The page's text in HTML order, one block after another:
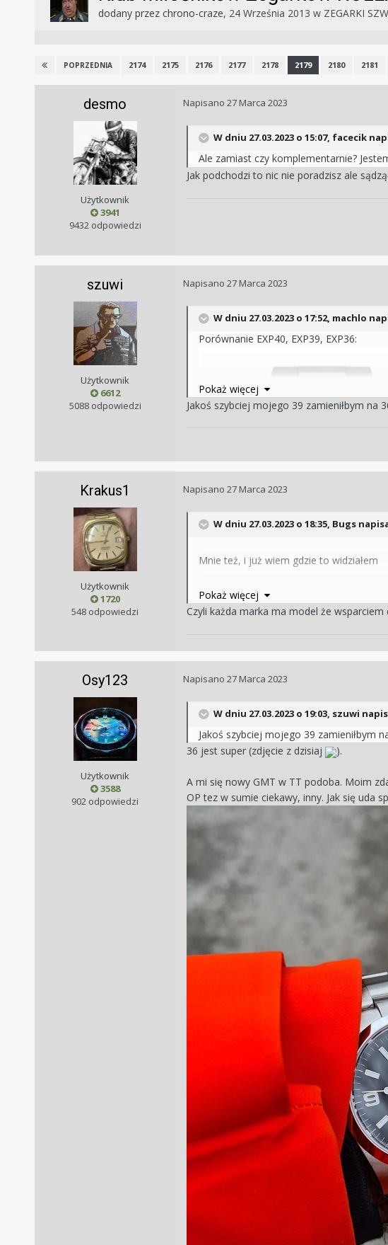
dodany przez chrono-craze, 24 Września 2013 w ZEGARKI
POPRZEDNIA 2174 2175 2176 2177 2178 2179 2180 2181
desmo
Użytkownik
3941
9432 odpowiedzi
Napisano 27 Marca 2023
W dniu 27.03.2023 o 15:07, facecik
Ale zamiast czy komplementarnie?
Jak podchodzi to nic nie poradzisz ale
szuwi
Użytkownik
6612
5088 odpowiedzi
Napisano 27 Marca 2023
W dniu 27.03.2023 o 17:52, machlo
Porównanie EXP40, EXP39, EXP36:
Pokaż więcej
Jakoś szybciej mojego 39 zamieniłbym na
Krakus1
Użytkownik
1720
548 odpowiedzi
Napisano 27 Marca 2023
W dniu 27.03.2023 o 18:35, Bugs
Mnie też, i już wiem gdzie to widziałem
Pokaż więcej
Czyli każda marka ma model że
Osy123
Użytkownik
3588
902 odpowiedzi
Napisano 27 Marca 2023
W dniu 27.03.2023 o 19:03, szuwi
Jakoś szybciej mojego 39 zamieniłbym
36 jest super (zdjęcie z dzisiaj
).
A mi się nowy GMT w TT podoba. Moim
OP tez w sumie ciekawy, inny. Jak się uda